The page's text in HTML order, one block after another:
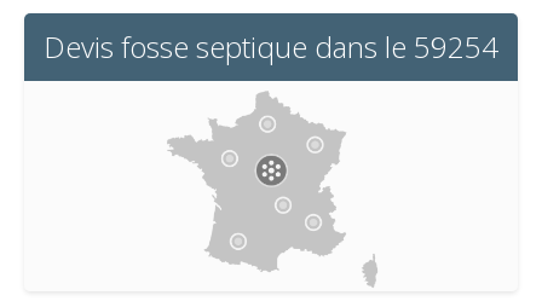
Devis fosse septique dans le 59254